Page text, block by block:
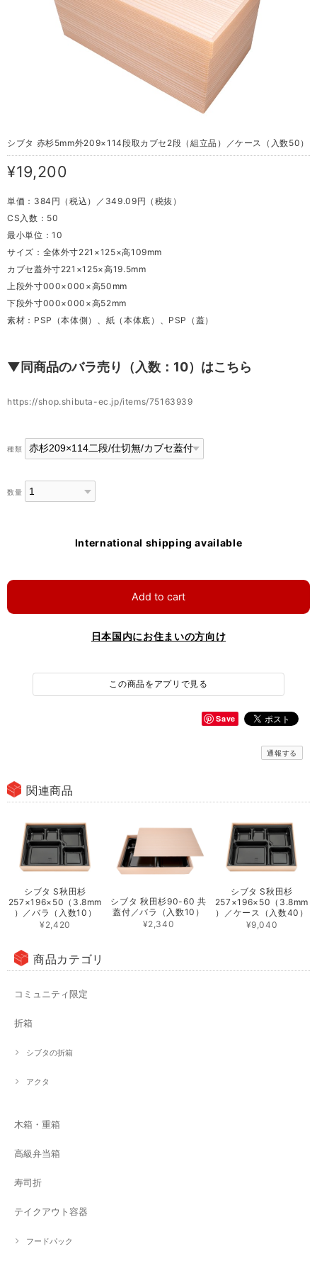
シブタ 赤杉5mm外209×114段取カブセ2段（組立品）／ケース（入数50）
¥19,200
単価：384円（税込）／349.09円（税抜）
CS入数：50
最小単位：10
サイズ：全体外寸221×125×高109mm
カブセ蓋外寸221×125×高19.5mm
上段外寸000×000×高50mm
下段外寸000×000×高52mm
素材：PSP（本体側）、紙（本体底）、PSP（蓋）
▼同商品のバラ売り（入数：10）はこちら
https://shop.shibuta-ec.jp/items/75163939
種類
数量
International shipping available
Add to cart
日本国内にお住まいの方向け
この商品をアプリで見る
Save
通報する
関連商品
シブタ S秋田杉
257×196×50（3.8mm
）／バラ（入数10）
¥2,420
シブタ 秋田杉90-60 共
蓋付／バラ（入数10）
¥2,340
シブタ S秋田杉
257×196×50（3.8mm
）／ケース（入数40）
¥9,040
商品カテゴリ
コミュニティ限定
折箱
シブタの折箱
アクタ
木箱・重箱
高級弁当箱
寿司折
テイクアウト容器
フードパック